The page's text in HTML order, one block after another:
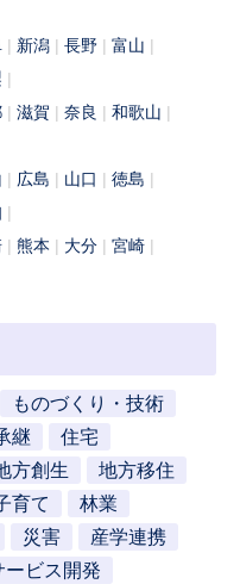
新潟 長野
富山
滋賀 奈良
和歌山
広島 山口
徳島
熊本 大分
宮崎
ものづくり・技術
継
住宅
方創生
地方移住
育て
林業
災害
産学連携
ービス開発